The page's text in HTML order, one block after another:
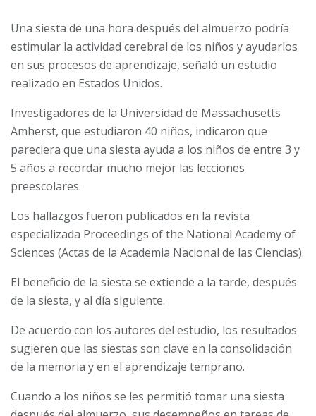
Una siesta de una hora después del almuerzo podría
estimular la actividad cerebral de los niños y ayudarlos
en sus procesos de aprendizaje, señaló un estudio
realizado en Estados Unidos.
Investigadores de la Universidad de Massachusetts
Amherst, que estudiaron 40 niños, indicaron que
pareciera que una siesta ayuda a los niños de entre 3 y
5 años a recordar mucho mejor las lecciones
preescolares.
Los hallazgos fueron publicados en la revista
especializada Proceedings of the National Academy of
Sciences (Actas de la Academia Nacional de las Ciencias).
El beneficio de la siesta se extiende a la tarde, después
de la siesta, y al día siguiente.
De acuerdo con los autores del estudio, los resultados
sugieren que las siestas son clave en la consolidación
de la memoria y en el aprendizaje temprano.
Cuando a los niños se les permitió tomar una siesta